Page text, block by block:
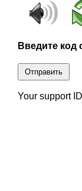
Введите код
Отправить
Your support